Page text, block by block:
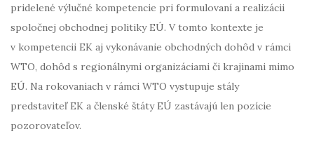
pridelené výlučné kompetencie pri formulovaní a realizácii
spoločnej obchodnej politiky EÚ. V tomto kontexte je
v kompetencii EK aj vykonávanie obchodných dohôd v rámci
WTO, dohôd s regionálnymi organizáciami či krajinami mimo
EÚ. Na rokovaniach v rámci WTO vystupuje stály
predstaviteľ EK a členské štáty EÚ zastávajú len pozície
pozorovateľov.